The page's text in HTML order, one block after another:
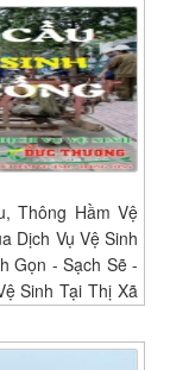
Thông Hầm Vệ
Dịch Vụ Vệ Sinh
Gọn - Sạch Sẽ -
Sinh Tại Thị Xã